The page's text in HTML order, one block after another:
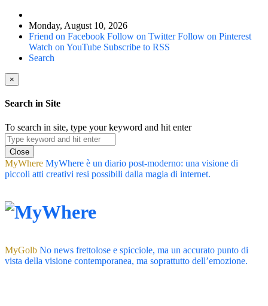
Monday, August 10, 2026
Friend on Facebook Follow on Twitter Follow on Pinterest
Watch on YouTube Subscribe to RSS
Search
×
Search in Site
To search in site, type your keyword and hit enter
Close
MyWhere MyWhere è un diario post-moderno: una visione di
piccoli atti creativi resi possibili dalla magia di internet.
MyGolb No news frettolose e spicciole, ma un accurato punto di
vista della visione contemporanea, ma soprattutto dell’emozione.